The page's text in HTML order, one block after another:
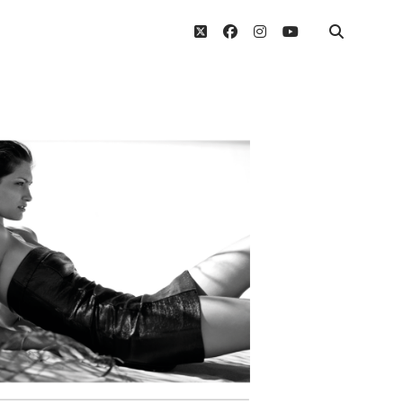
twitterfacebook
instagram
youtube